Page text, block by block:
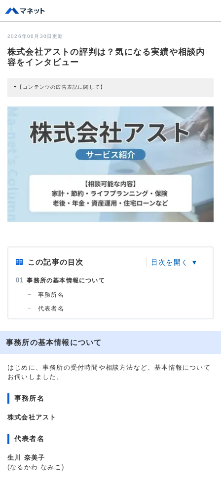
2026年06月30日更新
株式会社アストの評判は？気になる実績や相談内
容をインタビュー
【コンテンツの広告表記に関して】
すると弊社に対して企業から紹介報酬が支払われるという収益モデルです。 た
だし、特定の商品を根拠なくPRするものではなく、当編集部の調査／ユーザー
への口コミ収集などに基づき、公平性を担保した情報提供を行っています。
>提携企業一覧
この記事の目次
事務所の基本情報について
事務所名
代表者名
事務所の基本情報について
はじめに、事務所の受付時間や相談方法など、基本情報について
お伺いしました。
事務所名
株式会社アスト
代表者名
生川 奈美子
(なるかわ なみこ)